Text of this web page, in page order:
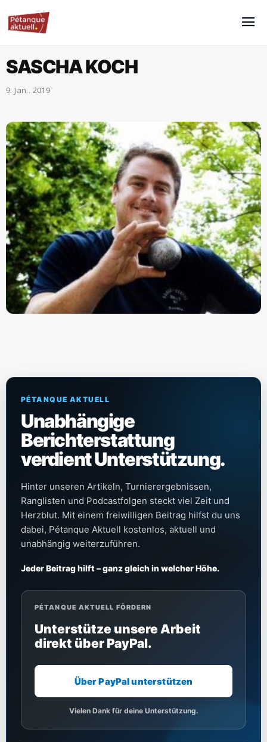
SASCHA KOCH
9. Jan.. 2019
PÉTANQUE AKTUELL
Unabhängige
Berichterstattung
verdient Unterstützung.
Hinter unseren Artikeln, Turnierergebnissen,
Ranglisten und Podcastfolgen steckt viel Zeit und
Herzblut. Mit einem freiwilligen Beitrag hilfst du uns
dabei, Pétanque Aktuell kostenlos, aktuell und
unabhängig weiterzuführen.
Jeder Beitrag hilft – ganz gleich in welcher Höhe.
PÉTANQUE AKTUELL FÖRDERN
Unterstütze unsere Arbeit
direkt über PayPal.
Über PayPal unterstützen
Vielen Dank für deine Unterstützung.